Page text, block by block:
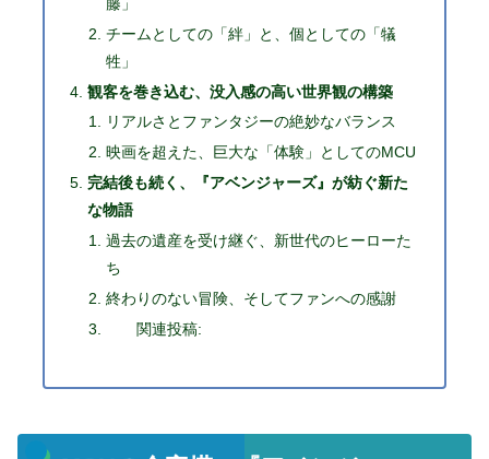
チームとしての「絆」と、個としての「犠
牲」
観客を巻き込む、没入感の高い世界観の構築
リアルさとファンタジーの絶妙なバランス
映画を超えた、巨大な「体験」としてのMCU
完結後も続く、『アベンジャーズ』が紡ぐ新た
な物語
過去の遺産を受け継ぐ、新世代のヒーローた
ち
終わりのない冒険、そしてファンへの感謝
関連投稿: